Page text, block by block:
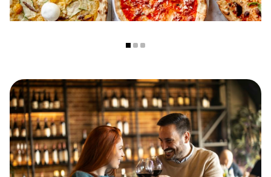
accepteert deze cadeaubon, wat het een feestelijke en
flexibele manier maakt om iemand te verrassen of zelf een
Adres: Brusselplein 3, 3541 CH Utrecht
Telefoon: 030 737 0018
E-mail:leidscherijn@depizzabakkers.nl
Openingstijden
Maandag: 16:00 – 21:30